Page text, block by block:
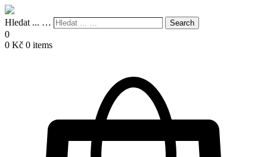
Hledat ... … Search
0
0 Kč 0 items